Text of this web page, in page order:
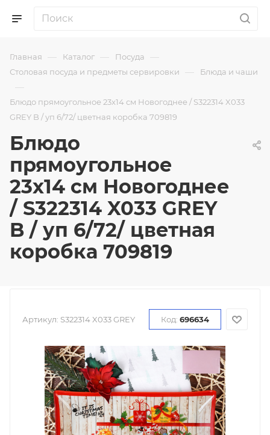
Главная — Каталог — Посуда —
Столовая посуда и предметы сервировки — Блюда и чаши
—
Блюдо прямоугольное 23x14 см Новогоднее / S322314 X033
GREY B / уп 6/72/ цветная коробка 709819
Блюдо
прямоугольное
23x14 см Новогоднее
/ S322314 X033 GREY
B / уп 6/72/ цветная
коробка 709819
Артикул: S322314 X033 GREY Код: 696634